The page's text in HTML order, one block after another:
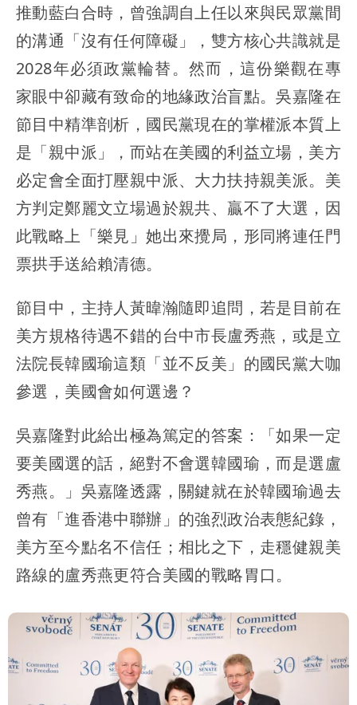
推動藍白合時，曾強調自上任以來與民眾黨間
的溝通「沒有任何障礙」，雙方核心共識就是
2028年必須政黨輪替。然而，這份樂觀在專
家眼中卻藏有致命的地緣政治盲點。吳嘉隆在
節目中精準剖析，國民黨現在的掌權派本質上
是「親中派」，而站在美國的利益立場，美方
必定會全面打壓親中派、大力扶持親美派。美
方判定鄭麗文立場過於親共、贏不了大選，因
此戰略上「樂見」她出來攪局，形同將連任門
票拱手送給賴清德。
節目中，主持人黃暐瀚隨即追問，若是目前在
美方規格待遇不錯的台中市長盧秀燕，或是立
法院長韓國瑜這類「並不反美」的國民黨大咖
參選，美國會如何選邊？
吳嘉隆對此給出極為篤定的答案：「如果一定
要美國選的話，絕對不會選韓國瑜，而是選盧
秀燕。」吳嘉隆透露，關鍵就在於韓國瑜過去
曾有「進香港中聯辦」的強烈政治表態紀錄，
美方至今點名不信任；相比之下，走穩健親美
路線的盧秀燕更符合美國的戰略胃口。